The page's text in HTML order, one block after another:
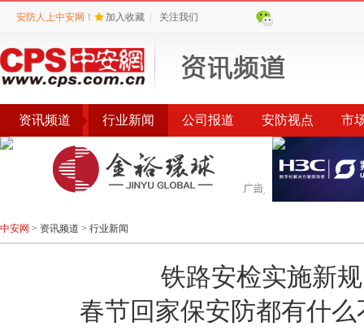
安防人上中安网！ 加入收藏 关注我们
资讯频道 行业新闻 公司报道 安防视点 市
公告 评选 榜单
中安网 > 资讯频道 > 行业新闻
铁路安检实施新规
春节回家保安防都有什么